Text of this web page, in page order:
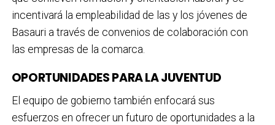
incentivará la empleabilidad de las y los jóvenes de
Basauri a través de convenios de colaboración con
las empresas de la comarca.
OPORTUNIDADES PARA LA JUVENTUD
El equipo de gobierno también enfocará sus
esfuerzos en ofrecer un futuro de oportunidades a la